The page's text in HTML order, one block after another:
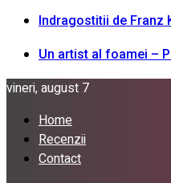
Indragostitii de Franz
Un artist al foamei –
vineri, august 7
Home
Recenzii
Contact